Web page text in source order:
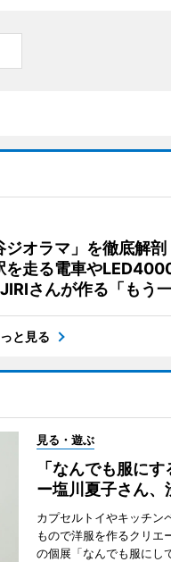
ジオラマ」を徹底解
を走る電車や
さんが作る「もう一
と見る
見る・遊ぶ
「なんでも服に
ー塩川夏子さん、
カプセルトイやキッチン
もので洋服を作るクリエ
の個展「なんでも服にし